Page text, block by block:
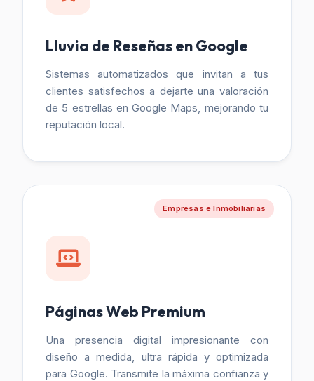
Lluvia de Reseñas en Google
Sistemas automatizados que invitan a tus
clientes satisfechos a dejarte una valoración
de 5 estrellas en Google Maps, mejorando tu
reputación local.
Empresas e Inmobiliarias
Páginas Web Premium
Una presencia digital impresionante con
diseño a medida, ultra rápida y optimizada
para Google. Transmite la máxima confianza y